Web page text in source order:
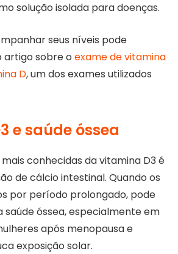
solução isolada para doenças.
seus níveis pode
artigo sobre o exame de vitamina
D, um dos exames utilizados
e saúde óssea
conhecidas da vitamina D3 é
de cálcio intestinal. Quando os
por período prolongado, pode
óssea, especialmente em
após menopausa e
exposição solar.